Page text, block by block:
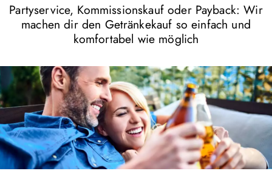
Partyservice, Kommissionskauf oder Payback: Wir
machen dir den Getränkekauf so einfach und
komfortabel wie möglich